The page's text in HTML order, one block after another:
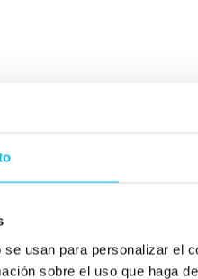
usan para personalizar el
sobre el uso que haga